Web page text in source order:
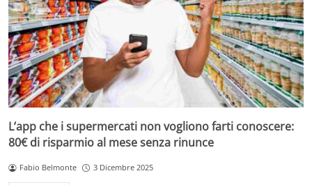
L’app che i supermercati non vogliono farti conoscere:
80€ di risparmio al mese senza rinunce
Fabio Belmonte 3 Dicembre 2025